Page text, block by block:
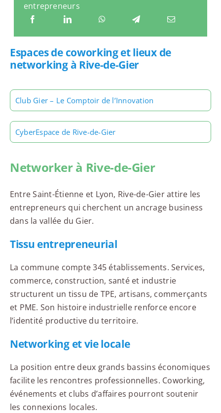
entrepreneurs
Espaces de coworking et lieux de
networking à Rive-de-Gier
Club Gier – Le Comptoir de l’Innovation
CyberEspace de Rive-de-Gier
Networker à Rive-de-Gier
Entre Saint-Étienne et Lyon, Rive-de-Gier attire les
entrepreneurs qui cherchent un ancrage business
dans la vallée du Gier.
Tissu entrepreneurial
La commune compte 345 établissements. Services,
commerce, construction, santé et industrie
structurent un tissu de TPE, artisans, commerçants
et PME. Son histoire industrielle renforce encore
l’identité productive du territoire.
Networking et vie locale
La position entre deux grands bassins économiques
facilite les rencontres professionnelles. Coworking,
événements et clubs d’affaires pourront soutenir
les connexions locales.